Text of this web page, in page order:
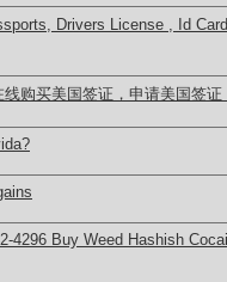
Drivers License , Id
购买美国签证，申请美国签
4296 Buy Weed Hashish